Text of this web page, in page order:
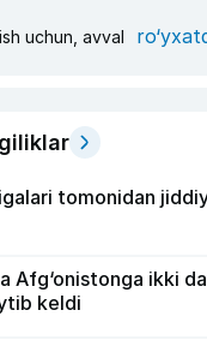
uchun, avval
tomonidan
Afg‘onistonga ikki
keldi